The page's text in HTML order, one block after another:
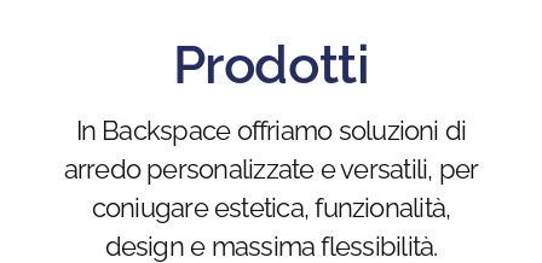
Sport & Outdoor
Prodotti
In Backspace offriamo soluzioni di
arredo personalizzate e versatili, per
coniugare estetica, funzionalità,
design e massima flessibilità.